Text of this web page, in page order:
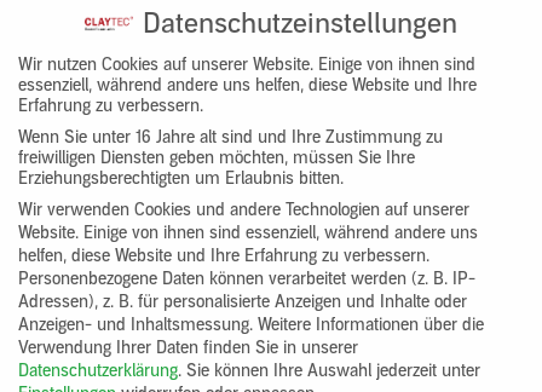
VK5
810,22 €
VK7
578,73 €
Gruppenprodukt
yosima_designputz_bigb
Datenschutzeinstellungen
Wir nutzen Cookies auf unserer Website. Einige von ihnen sind
essenziell, während andere uns helfen, diese Website und Ihre
Erfahrung zu verbessern.
Wenn Sie unter 16 Jahre alt sind und Ihre Zustimmung zu
freiwilligen Diensten geben möchten, müssen Sie Ihre
Erziehungsberechtigten um Erlaubnis bitten.
Wir verwenden Cookies und andere Technologien auf unserer
Website. Einige von ihnen sind essenziell, während andere uns
helfen, diese Website und Ihre Erfahrung zu verbessern.
Personenbezogene Daten können verarbeitet werden (z. B. IP-
Adressen), z. B. für personalisierte Anzeigen und Inhalte oder
Anzeigen- und Inhaltsmessung. Weitere Informationen über die
Verwendung Ihrer Daten finden Sie in unserer
Datenschutzerklärung. Sie können Ihre Auswahl jederzeit unter